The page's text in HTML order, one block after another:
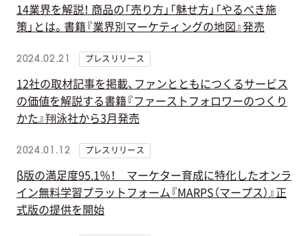
14業界を解説！ 商品の「売り方」「魅せ方」「やるべき施
策」とは。書籍『業界別マーケティングの地図』発売
2024.02.21 プレスリリース
12社の取材記事を掲載、ファンとともにつくるサービス
の価値を解説する書籍『ファーストフォロワーのつくり
かた』翔泳社から3月発売
2024.01.12 プレスリリース
β版の満足度95.1％！ マーケター育成に特化したオンラ
イン無料学習プラットフォーム『MARPS（マープス）』正
式版の提供を開始